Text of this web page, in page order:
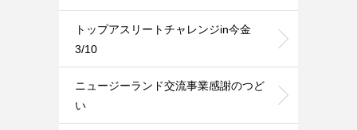
トップアスリートチャレンジin今金
3/10
ニュージーランド交流事業感謝のつど
い